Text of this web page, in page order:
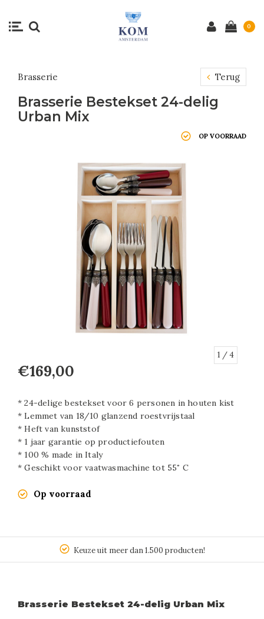
0
Brasserie Terug
Brasserie Bestekset 24-delig
Urban Mix
OP VOORRAAD
1 / 4
€169,00
* 24-delige bestekset voor 6 personen in houten kist
* Lemmet van 18/10 glanzend roestvrijstaal
* Heft van kunststof
* 1 jaar garantie op productiefouten
* 100 % made in Italy
* Geschikt voor vaatwasmachine tot 55˚ C
Op voorraad
Keuze uit meer dan 1.500 producten!
Brasserie Bestekset 24-delig Urban Mix